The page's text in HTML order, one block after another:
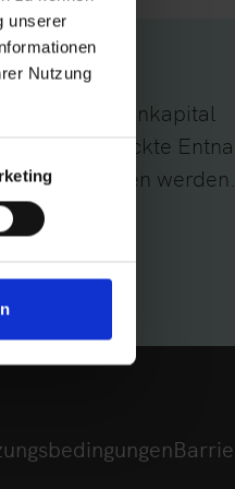
unserer
Nutzung
durch Eigenkapital
gedeckte
angegeben werden.